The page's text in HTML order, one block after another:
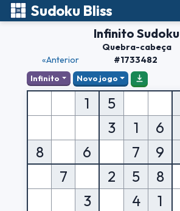
Sudoku Bliss
Infinito Sudoku
«Anterior
Quebra-cabeça
#1733482
Infinito Novo jogo
1 5
3
1 6
8
6 7 9
7
2 5 8
3
4 1